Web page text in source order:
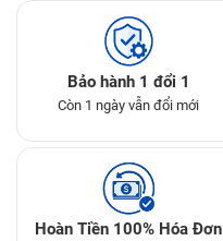
Bảo hành 1 đổi 1
Còn 1 ngày vẫn đổi mới
Hoàn Tiền 100% Hóa Đơn